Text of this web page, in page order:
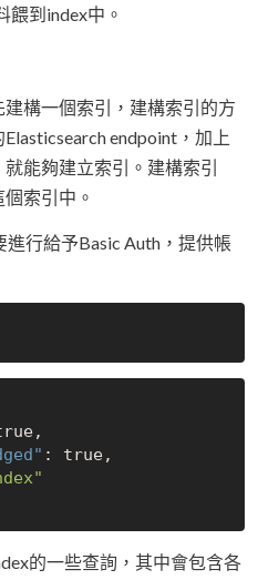
餵到index中。
構一個索引，建構索引的方
endpoint，加上
能夠建立索引。建構索引
索引中。
行給予Basic Auth，提供帳
,
: true,
的一些查詢，其中會包含各